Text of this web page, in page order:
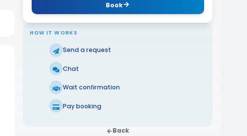
Book
HOW IT WORKS
Send a request
Chat
Wait confirmation
Pay booking
Back